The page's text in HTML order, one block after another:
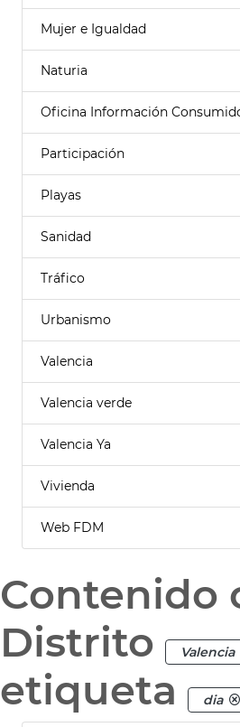
Mujer e Igualdad
Naturia
Oficina Información
Participación
Playas
Sanidad
Tráfico
Urbanismo
Valencia
Valencia verde
Valencia Ya
Vivienda
Web FDM
Contenido
Distrito
Valencia
etiqueta
dia